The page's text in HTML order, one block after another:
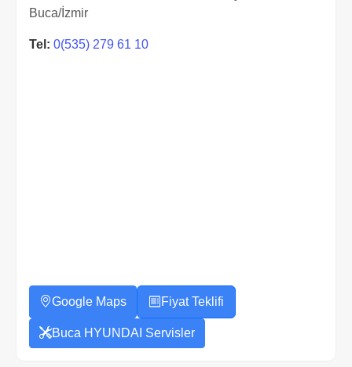
Buca/İzmir
Tel: 0(535) 279 61 10
Google Maps Fiyat Teklifi
Buca HYUNDAI Servisler